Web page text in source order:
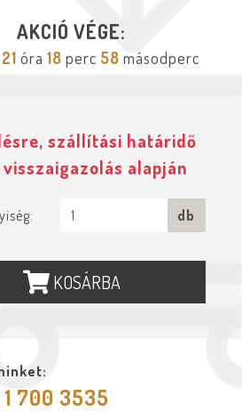
AKCIÓ VÉGE:
21 óra 18 perc 57 másodperc
szállítási határidő
alapján
db
KOSÁRBA
700 3535